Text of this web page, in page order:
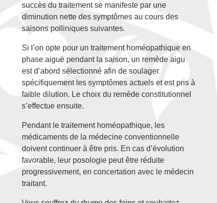
succès du traitement se manifeste par une
diminution nette des symptômes au cours des
saisons polliniques suivantes.
Si l’on opte pour un traitement homéopathique en
phase aiguë pendant la saison, un remède aigu
est d’abord sélectionné afin de soulager
spécifiquement les symptômes actuels et est pris à
faible dilution. Le choix du remède constitutionnel
s’effectue ensuite.
Pendant le traitement homéopathique, les
médicaments de la médecine conventionnelle
doivent continuer à être pris. En cas d’évolution
favorable, leur posologie peut être réduite
progressivement, en concertation avec le médecin
traitant.